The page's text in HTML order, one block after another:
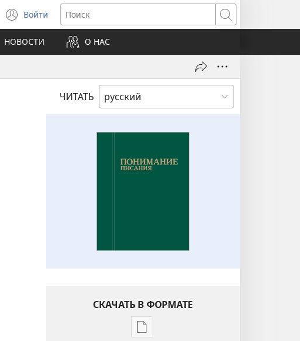
Войти
(открывается
в
новом
окне)
Поиск
НОВОСТИ О НАС
ЧИТАТЬ
СКАЧАТЬ В ФОРМАТЕ
Варианты